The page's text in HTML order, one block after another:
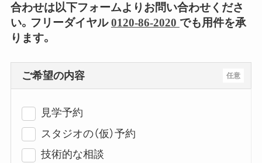
合わせは以下フォームよりお問い合わせくださ
い。フリーダイヤル0120-86-2020 でも用件を承
ります。
任意
ご希望の内容
見学予約
スタジオの（仮）予約
技術的な相談